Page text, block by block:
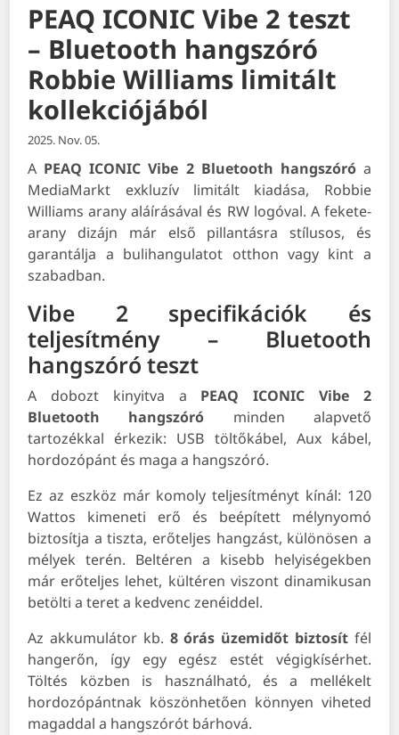
PEAQ ICONIC Vibe 2 teszt
– Bluetooth hangszóró
Robbie Williams limitált
kollekciójából
2025. Nov. 05.
A PEAQ ICONIC Vibe 2 Bluetooth hangszóróa
MediaMarkt exkluzív limitált kiadása, Robbie
Williams arany aláírásával és RW logóval. A fekete-
arany dizájn már első pillantásra stílusos, és
garantálja a bulihangulatot otthon vagy kint a
szabadban.
Vibe 2 specifikációk és
teljesítmény – Bluetooth
hangszóró teszt
A dobozt kinyitva a PEAQ ICONIC Vibe 2
Bluetooth hangszóró minden alapvető
tartozékkal érkezik: USB töltőkábel, Aux kábel,
hordozópánt és maga a hangszóró.
Ez az eszköz már komoly teljesítményt kínál: 120
Wattos kimeneti erő és beépített mélynyomó
biztosítja a tiszta, erőteljes hangzást, különösen a
mélyek terén. Beltéren a kisebb helyiségekben
már erőteljes lehet, kültéren viszont dinamikusan
betölti a teret a kedvenc zenéiddel.
Az akkumulátor kb. 8 órás üzemidőt biztosít fél
hangerőn, így egy egész estét végigkísérhet.
Töltés közben is használható, és a mellékelt
hordozópántnak köszönhetően könnyen viheted
magaddal a hangszórót bárhová.